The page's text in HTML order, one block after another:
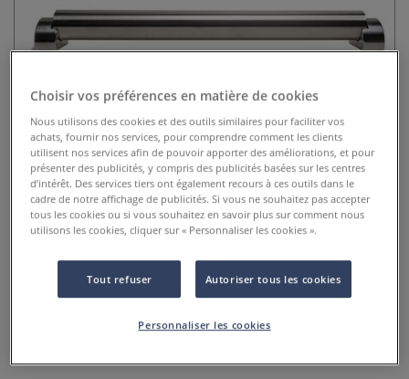
Presse Akua Speedball
0 Commentaires
Presse amovible pour des techniques d’impression légères
comme la monotypie, la pointe sèche et la collagraphie.
Choisir vos préférences en matière de cookies
Nous utilisons des cookies et des outils similaires pour faciliter vos
achats, fournir nos services, pour comprendre comment les clients
utilisent nos services afin de pouvoir apporter des améliorations, et pour
présenter des publicités, y compris des publicités basées sur les centres
d’intérêt. Des services tiers ont également recours à ces outils dans le
cadre de notre affichage de publicités. Si vous ne souhaitez pas accepter
tous les cookies ou si vous souhaitez en savoir plus sur comment nous
utilisons les cookies, cliquer sur « Personnaliser les cookies ».
Tout refuser Autoriser tous les cookies
Personnaliser les cookies